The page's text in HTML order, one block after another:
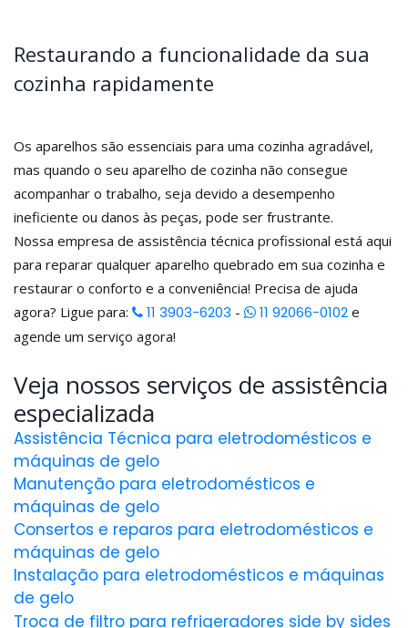
Restaurando a funcionalidade da sua
cozinha rapidamente
Os aparelhos são essenciais para uma cozinha agradável,
mas quando o seu aparelho de cozinha não consegue
acompanhar o trabalho, seja devido a desempenho
ineficiente ou danos às peças, pode ser frustrante.
Nossa empresa de assistência técnica profissional está aqui
para reparar qualquer aparelho quebrado em sua cozinha e
restaurar o conforto e a conveniência! Precisa de ajuda
agora? Ligue para:
11 3903-6203 - 11 92066-0102 e
agende um serviço agora!
Veja nossos serviços de assistência
especializada
Assistência Técnica para eletrodomésticos e
máquinas de gelo
Manutenção para eletrodomésticos e
máquinas de gelo
Consertos e reparos para eletrodomésticos e
máquinas de gelo
Instalação para eletrodomésticos e máquinas
de gelo
Troca de filtro para refrigeradores side by sides